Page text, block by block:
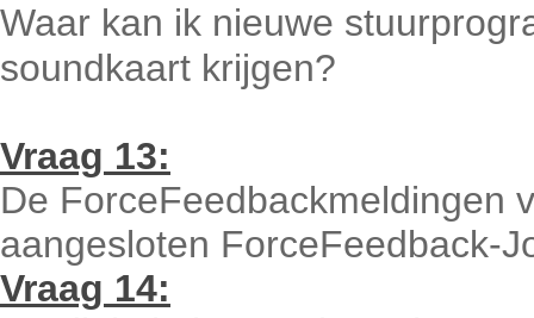
Waar kan ik nieuwe
soundkaart krijgen?
Vraag 13:
De ForceFeedbackmeldingen
aangesloten ForceFeedback-
Vraag 14: